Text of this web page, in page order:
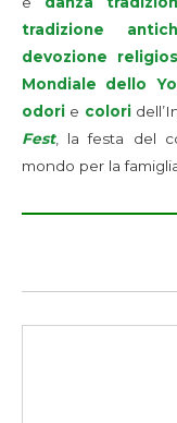
tradizione
devozione
Mondiale dello
odori e colori
Fest, la festa del
mondo per la